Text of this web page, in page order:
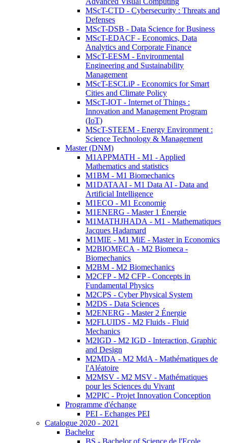
MScT-CTD - Cybersecurity : Threats and
Defenses
MScT-DSB - Data Science for Business
MScT-EDACF - Economics, Data
Analytics and Corporate Finance
MScT-EESM - Environmental
Engineering and Sustainability
Management
MScT-ESCLiP - Economics for Smart
Cities and Climate Policy
MScT-IOT - Internet of Things :
Innovation and Management Program
(IoT)
MScT-STEEM - Energy Environment :
Science Technology & Management
Master (DNM)
M1APPMATH - M1 - Applied
Mathematics and statistics
M1BM - M1 Biomechanics
M1DATAAI - M1 Data AI - Data and
Artificial Intelligence
M1ECO - M1 Economie
M1ENERG - Master 1 Énergie
M1MATHJHADA - M1 - Mathematiques
Jacques Hadamard
M1MIE - M1 MiE - Master in Economics
M2BIOMECA - M2 Biomeca -
Biomechanics
M2BM - M2 Biomechanics
M2CFP - M2 CFP - Concepts in
Fundamental Physics
M2CPS - Cyber Physical System
M2DS - Data Sciences
M2ENERG - Master 2 Énergie
M2FLUIDS - M2 Fluids - Fluid
Mechanics
M2IGD - M2 IGD - Interaction, Graphic
and Design
M2MDA - M2 MdA - Mathématiques de
l'Aléatoire
M2MSV - M2 MSV - Mathématiques
pour les Sciences du Vivant
M2PIC - Projet Innovation Conception
Programme d'échange
PEI - Echanges PEI
Catalogue 2020 - 2021
Bachelor
BS - Bachelor of Science de l'Ecole